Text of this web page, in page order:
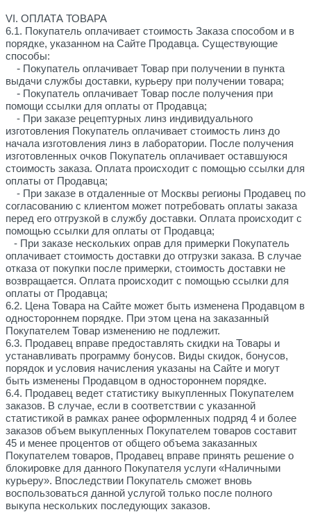
VI. ОПЛАТА ТОВАРА
6.1. Покупатель оплачивает стоимость Заказа способом и в
порядке, указанном на Сайте Продавца. Существующие
способы:
- Покупатель оплачивает Товар при получении в пункта
выдачи службы доставки, курьеру при получении товара;
- Покупатель оплачивает Товар после получения при
помощи ссылки для оплаты от Продавца;
- При заказе рецептурных линз индивидуального
изготовления Покупатель оплачивает стоимость линз до
начала изготовления линз в лаборатории. После получения
изготовленных очков Покупатель оплачивает оставшуюся
стоимость заказа. Оплата происходит с помощью ссылки для
оплаты от Продавца;
- При заказе в отдаленные от Москвы регионы Продавец по
согласованию с клиентом может потребовать оплаты заказа
перед его отгрузкой в службу доставки. Оплата происходит с
помощью ссылки для оплаты от Продавца;
- При заказе нескольких оправ для примерки Покупатель
оплачивает стоимость доставки до отгрузки заказа. В случае
отказа от покупки после примерки, стоимость доставки не
возвращается. Оплата происходит с помощью ссылки для
оплаты от Продавца;
6.2. Цена Товара на Сайте может быть изменена Продавцом в
одностороннем порядке. При этом цена на заказанный
Покупателем Товар изменению не подлежит.
6.3. Продавец вправе предоставлять скидки на Товары и
устанавливать программу бонусов. Виды скидок, бонусов,
порядок и условия начисления указаны на Сайте и могут
быть изменены Продавцом в одностороннем порядке.
6.4. Продавец ведет статистику выкупленных Покупателем
заказов. В случае, если в соответствии с указанной
статистикой в рамках ранее оформленных подряд 4 и более
заказов объем выкупленных Покупателем товаров составит
45 и менее процентов от общего объема заказанных
Покупателем товаров, Продавец вправе принять решение о
блокировке для данного Покупателя услуги «Наличными
курьеру». Впоследствии Покупатель сможет вновь
воспользоваться данной услугой только после полного
выкупа нескольких последующих заказов.